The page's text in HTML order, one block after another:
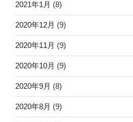
2021年1月 (8)
2020年12月 (9)
2020年11月 (9)
2020年10月 (9)
2020年9月 (8)
2020年8月 (9)